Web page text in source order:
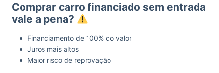
Comprar carro financiado sem entrada
vale a pena?
Financiamento de 100% do valor
Juros mais altos
Maior risco de reprovação